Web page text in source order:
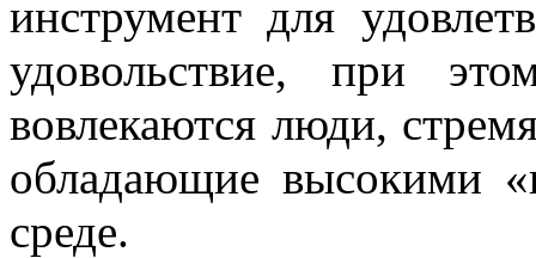
инструмент для
удовольствие, при
вовлекаются люди,
обладающие высокими
среде.